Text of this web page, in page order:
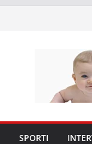
SPORTI